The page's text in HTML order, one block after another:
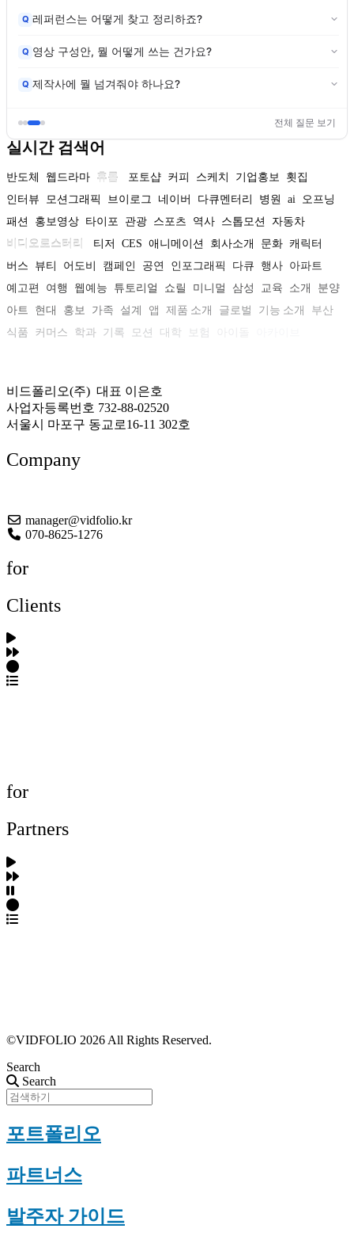
Q 레퍼런스는 어떻게 찾고 정리하죠?
Q 영상 구성안, 뭘 어떻게 쓰는 건가요?
Q 제작사에 뭘 넘겨줘야 하나요?
전체 질문 보기
실시간 검색어
반도체 웹드라마 휴롬 포토샵 커피 스케치 기업홍보
횟집
인터뷰
모션그래픽 브이로그 네이버 다큐멘터리 병원 ai
오프닝
패션
홍보영상 타이포 관광 스포츠 역사 스톱모션
자동차
비디오로스터리
티저 CES 애니메이션 회사소개 문화 캐릭터
버스
뷰티 어도비 캠페인 공연 인포그래픽 다큐 행사 아파트
예고편
여행 웹예능 튜토리얼 쇼릴 미니멀 삼성 교육 소개
분양
아트
현대 홍보 가족 설계 앱 제품 소개 글로벌 기능 소개
부산
식품
커머스 학과 기록 모션 대학 보험
비드폴리오(주) 대표 이은호
사업자등록번호 732-88-02520
서울시 마포구 동교로16-11 302호
Company
manager@vidfolio.kr
070-8625-1276
for
Clients
for
Partners
©VIDFOLIO 2026 All Rights Reserved.
Search
Search
포트폴리오
파트너스
발주자 가이드